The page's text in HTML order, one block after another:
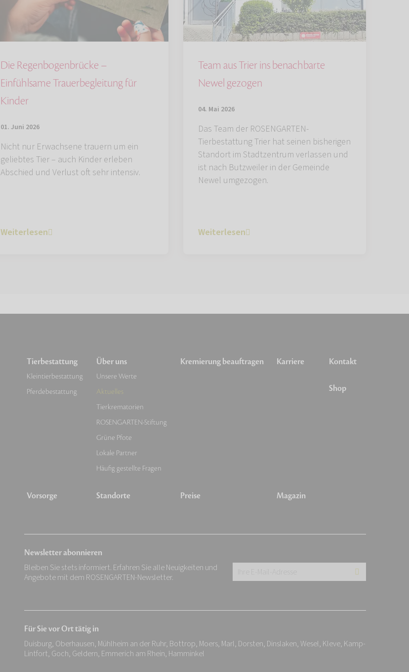
Die Regenbogenbrücke –
Einfühlsame Trauerbegleitung für
Kinder
01. Juni 2026
Nicht nur Erwachsene trauern um ein
geliebtes Tier – auch Kinder erleben
Abschied und Verlust oft sehr intensiv.
Weiterlesen
Team aus Trier ins benachbarte
Newel gezogen
04. Mai 2026
Das Team der ROSENGARTEN-
Tierbestattung Trier hat seinen bisherigen
Standort im Stadtzentrum verlassen und
ist nach Butzweiler in der Gemeinde
Newel umgezogen.
Weiterlesen
Tierbestattung
Kleintierbestattung
Pferdebestattung
Vorsorge
Über uns
Unsere Werte
Aktuelles
Tierkrematorien
ROSENGARTEN-Stiftung
Grüne Pfote
Lokale Partner
Häufig gestellte Fragen
Standorte
Kremierung beauftragen
Preise
Karriere
Magazin
Kontakt
Shop
Newsletter abonnieren
Bleiben Sie stets informiert. Erfahren Sie alle Neuigkeiten und
Angebote mit dem ROSENGARTEN-Newsletter.
Für Sie vor Ort tätig in
Duisburg, Oberhausen, Mühlheim an der Ruhr, Bottrop, Moers, Marl, Dorsten, Dinslaken, Wesel, Kleve, Kamp-
Lintfort, Goch, Geldern, Emmerich am Rhein, Hamminkel